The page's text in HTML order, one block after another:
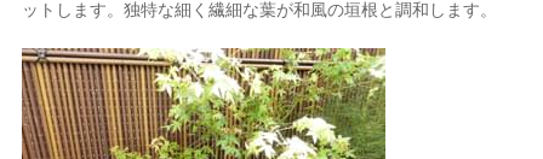
ットします。独特な細く繊細な葉が和風の垣根と調和します。